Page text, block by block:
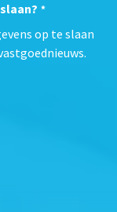
*
op te slaan